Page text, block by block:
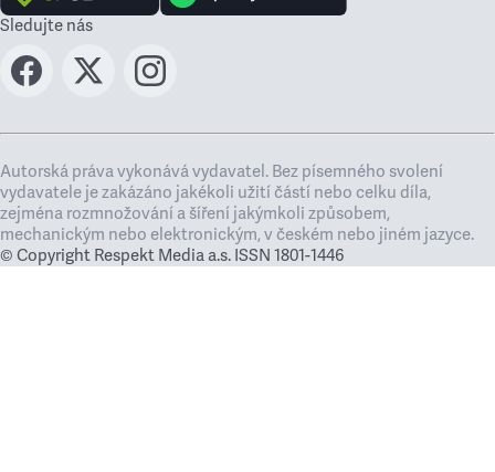
Sledujte nás
Autorská práva vykonává vydavatel. Bez písemného svolení
vydavatele je zakázáno jakékoli užití částí nebo celku díla,
zejména rozmnožování a šíření jakýmkoli způsobem,
mechanickým nebo elektronickým, v českém nebo jiném jazyce.
© Copyright Respekt Media a.s. ISSN 1801-1446